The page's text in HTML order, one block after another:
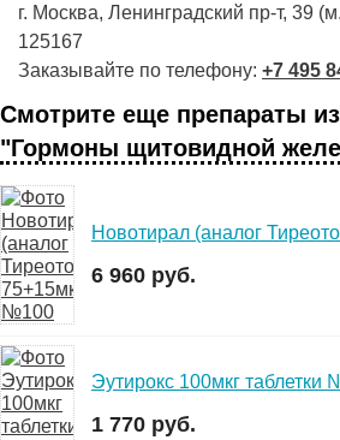
г. Москва, Ленинградский пр-т, 39
125167
Заказывайте по телефону: +7 495
Смотрите еще препараты
"Гормоны щитовидной
Новотирал (аналог
6 960 руб.
Эутирокс 100мкг таблетки
1 770 руб.